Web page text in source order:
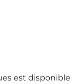
est disponible